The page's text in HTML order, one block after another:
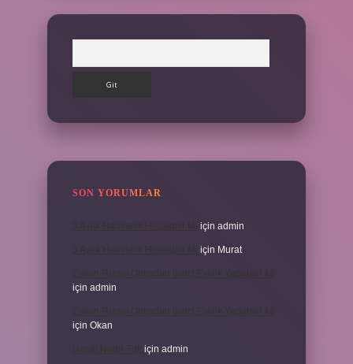
SON YORUMLAR
için admin
için Murat
için admin
için Okan
için admin